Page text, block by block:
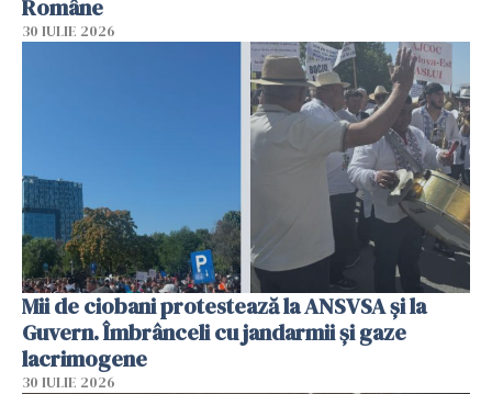
Române
30 IULIE 2026
Mii de ciobani protestează la ANSVSA și la
Guvern. Îmbrânceli cu jandarmii și gaze
lacrimogene
30 IULIE 2026